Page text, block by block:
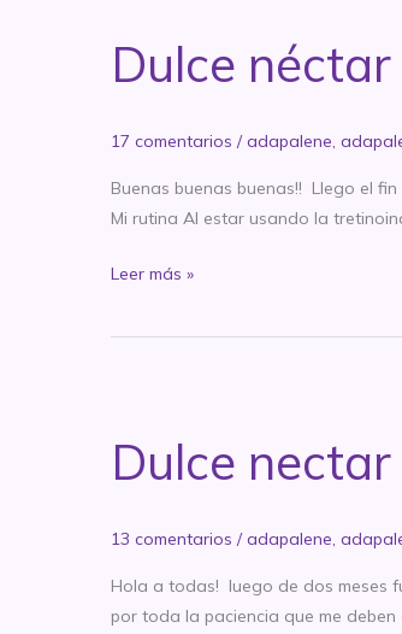
5:
encuentro
a
Dulce
17 comentarios /adapalene,
Buenas buenas buenas!! Llego el
Mi rutina Al estar usando la
Dulce
anti-
4:
los
del
Leer más »
Dulce
13 comentarios /adapalene,
Hola a todas! luego de dos meses
por toda la paciencia que me